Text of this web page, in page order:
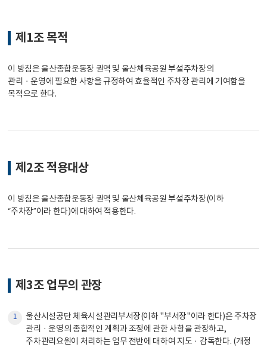
제1조 목적
이 방침은 울산종합운동장 권역 및 울산체육공원 부설주차장의
관리ㆍ운영에 필요한 사항을 규정하여 효율적인 주차장 관리에 기여함을
목적으로 한다.
제2조 적용대상
이 방침은 울산종합운동장 권역 및 울산체육공원 부설주차장(이하
“주차장”이라 한다)에 대하여 적용한다.
제3조 업무의 관장
1
울산시설공단 체육시설관리부서장(이하 "부서장"이라 한다)은 주차장
관리ㆍ운영의 종합적인 계획과 조정에 관한 사항을 관장하고,
주차관리요원이 처리하는 업무 전반에 대하여 지도ㆍ감독한다. (개정